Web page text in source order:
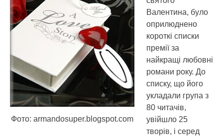
Фото: armandosuper.blogspot.com
Валентина, було
оприлюднено
короткі списки
премії за
найкращі любовні
романи року. До
списку, що його
укладали група з
80 читачів,
увійшло 25
творів, і серед